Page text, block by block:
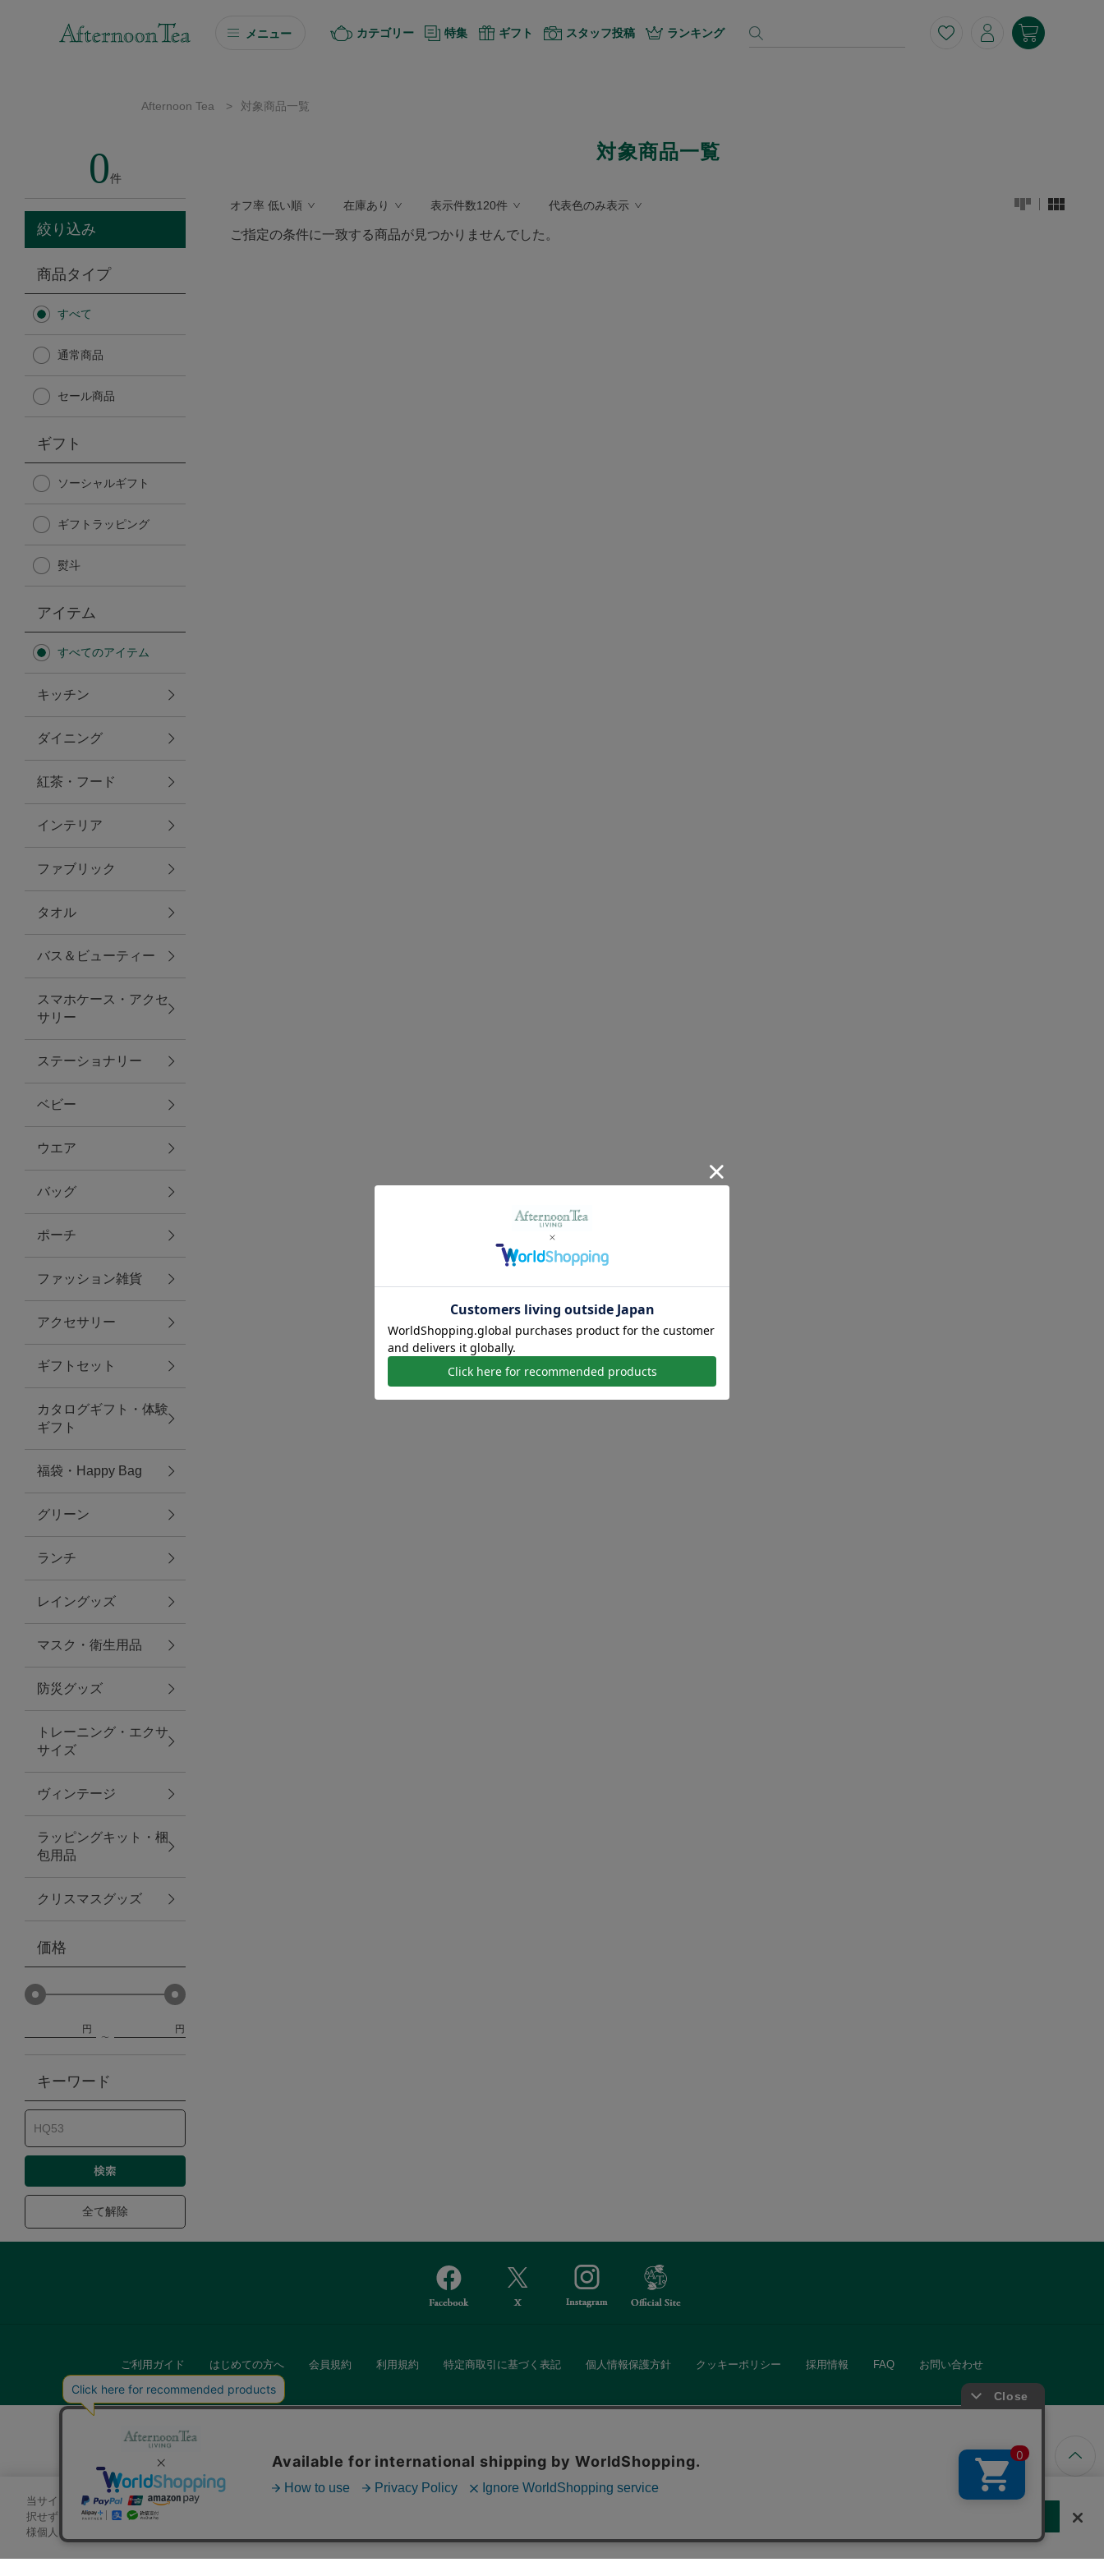
メニュー
ソーシャルギフト
カタログギフト
Afternoon Tea TEAROOM
Afternoon Tea TEAROOM
日傘
保冷バッグ
無重力シリーズ
トラベルグッズ
ランチ
バッグ
キッチン・ダイニング
ダイニング
キッチン
ファブリック
グリーン
バス＆ビューティー
バス＆ビューティー
タオル
ウエア＆バッグ
ウエア
レイングッズ
アクセサリー
ファッション雑貨
ファッショングッズ
スマホケース・アクセサリー
ポーチ
ステーショナリー
その他
紅茶・フード
防災グッズ・非常食
トレーニング
ヴィンテージ
カテゴリー 特集 ギフト スタッフ投稿 ランキング
Afternoon Tea > 対象商品一覧
0件
絞り込み
商品タイプ
すべて
通常商品
セール商品
ギフト
ソーシャルギフト
ギフトラッピング
熨斗
アイテム
すべてのアイテム
キッチン
ダイニング
紅茶・フード
インテリア
ファブリック
タオル
バス＆ビューティー
スマホケース・アクセ
サリー
ステーショナリー
ベビー
ウエア
バッグ
ポーチ
ファッション雑貨
アクセサリー
ギフトセット
カタログギフト・体験
ギフト
福袋・Happy Bag
グリーン
ランチ
レイングッズ
マスク・衛生用品
防災グッズ
トレーニング・エクサ
サイズ
ヴィンテージ
ラッピングキット・梱
包用品
クリスマスグッズ
価格
円 円
キーワード
全て解除
対象商品一覧
オフ率 低い順 在庫あり 表示件数120件 代表色のみ表示
ご指定の条件に一致する商品が見つかりませんでした。
ご利用ガイド はじめての方へ 会員規約 利用規約 特定商取引に基づく表記 個人情報保護方針 クッキーポリシー 採用情報 FAQ お問い合わせ
当サイトでは、サイトの利便性向上のためにクッキーを使用いたします。ボタンから同意の可否を選択してください。選
択せずにページを移動した場合、クッキーの使用に同意したことになります。クッキーを通じて収集する情報には「お客
様個人を特定できる情報」は一切含まれておりません。詳細は